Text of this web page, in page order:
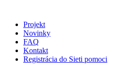
Projekt
Novinky
FAQ
Kontakt
Registrácia do Sieti pomoci